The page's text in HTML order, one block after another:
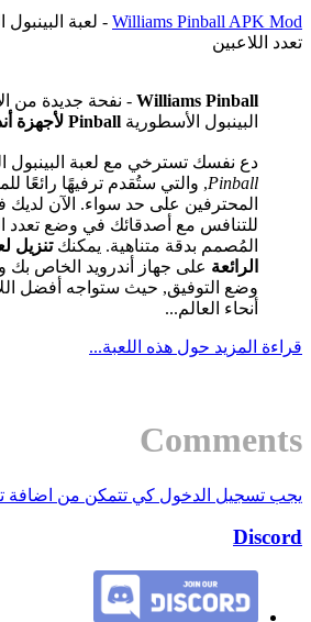
Williams Pinball APK Mod - لعبة البينبول
تعدد اللاعبين
Williams Pinball - نفحة جديدة من
البينبول الأسطورية Pinball لأجهزة
دع نفسك تسترخي مع لعبة البينبول
Pinball, والتي ستُقدم ترفيهًا رائعًا
المحترفين على حد سواء. الآن لديك
للتنافس مع أصدقائك في وضع تعدد
المُصمم بدقة متناهية. يمكنكتنزيل
الرائعة على جهاز أندرويد الخاص بك
وضع التوفيق, حيث ستواجه أفضل
أنحاء العالم...
قراءة المزيد حول هذه اللعبة...
Comments
يجب تسجيل الدخول كي تتمكن من اضافة
Discord